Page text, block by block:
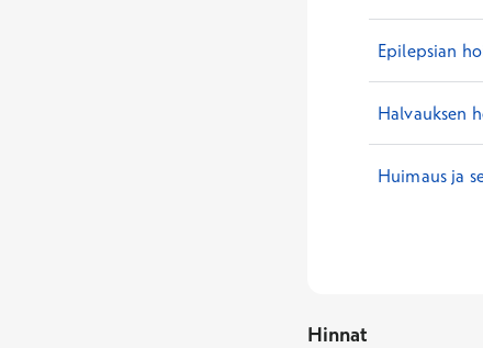
Epilepsian
Halvauksen
Huimaus ja
Hinnat